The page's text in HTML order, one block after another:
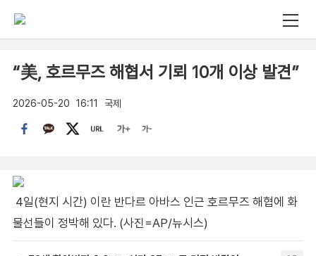
“美, 호르무즈 해협서 기뢰 10개 이상 발견”
2026-05-20 16:11 국제
4일(현지 시간) 이란 반다르 아바스 인근 호르무즈 해협에 화
물선들이 정박해 있다. (사진=AP/뉴시스)